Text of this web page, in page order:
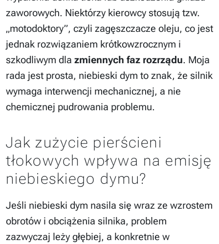
zaworowych. Niektórzy kierowcy stosują tzw.
„motodoktory”, czyli zagęszczacze oleju, co jest
jednak rozwiązaniem krótkowzrocznym i
szkodliwym dla zmiennych faz rozrządu. Moja
rada jest prosta, niebieski dym to znak, że silnik
wymaga interwencji mechanicznej, a nie
chemicznej pudrowania problemu.
Jak zużycie pierścieni
tłokowych wpływa na emisję
niebieskiego dymu?
Jeśli niebieski dym nasila się wraz ze wzrostem
obrotów i obciążenia silnika, problem
zazwyczaj leży głębiej, a konkretnie w